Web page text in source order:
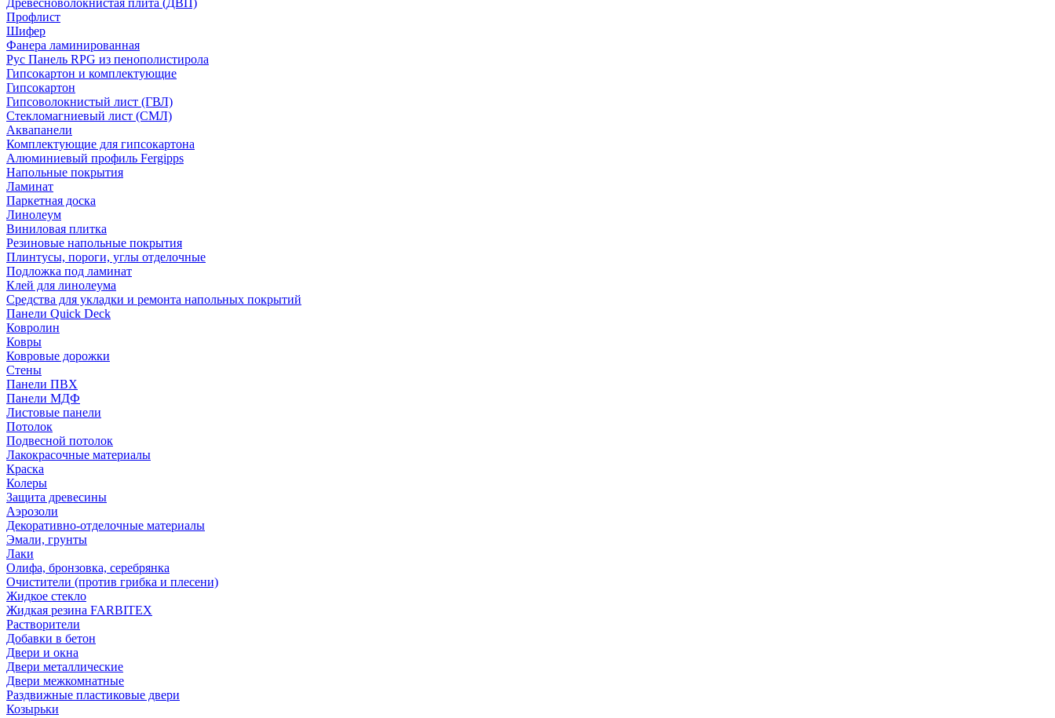
Древесноволокнистая плита (ДВП)
Профлист
Шифер
Фанера ламинированная
Рус Панель RPG из пенополистирола
Гипсокартон и комплектующие
Гипсокартон
Гипсоволокнистый лист (ГВЛ)
Стекломагниевый лист (СМЛ)
Аквапанели
Комплектующие для гипсокартона
Алюминиевый профиль Fergipps
Напольные покрытия
Ламинат
Паркетная доска
Линолеум
Виниловая плитка
Резиновые напольные покрытия
Плинтусы, пороги, углы отделочные
Подложка под ламинат
Клей для линолеума
Средства для укладки и ремонта напольных покрытий
Панели Quick Deck
Ковролин
Ковры
Ковровые дорожки
Стены
Панели ПВХ
Панели МДФ
Листовые панели
Потолок
Подвесной потолок
Лакокрасочные материалы
Краска
Колеры
Защита древесины
Аэрозоли
Декоративно-отделочные материалы
Эмали, грунты
Лаки
Олифа, бронзовка, серебрянка
Очистители (против грибка и плесени)
Жидкое стекло
Жидкая резина FARBITEX
Растворители
Добавки в бетон
Двери и окна
Двери металлические
Двери межкомнатные
Раздвижные пластиковые двери
Козырьки